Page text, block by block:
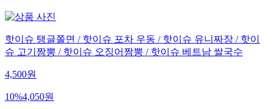
핫이슈 탱글쫄면 / 핫이슈 포차 우동 / 핫이슈 유니짜장 / 핫이
슈 고기짬뽕 / 핫이슈 오징어짬뽕 / 핫이슈 베트남 쌀국수
4,500원
10%4,050원